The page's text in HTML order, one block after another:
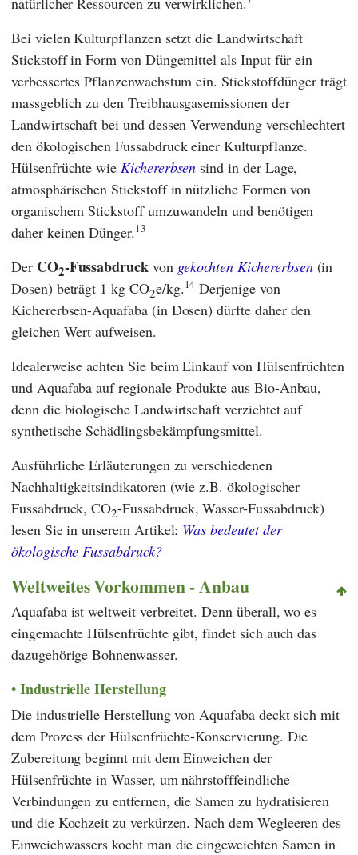
Bei vielen Kulturpflanzen setzt die Landwirtschaft
Stickstoff in Form von Düngemittel als Input für ein
verbessertes Pflanzenwachstum ein. Stickstoffdünger trägt
massgeblich zu den Treibhausgasemissionen der
Landwirtschaft bei und dessen Verwendung verschlechtert
den ökologischen Fussabdruck einer Kulturpflanze.
Hülsenfrüchte wie Kichererbsen sind in der Lage,
atmosphärischen Stickstoff in nützliche Formen von
organischem Stickstoff umzuwandeln und benötigen
daher keinen Dünger.13
Der CO2-Fussabdruck von gekochten Kichererbsen(in
Dosen) beträgt 1 kg CO2e/kg.14 Derjenige von
Kichererbsen-Aquafaba (in Dosen) dürfte daher den
gleichen Wert aufweisen.
Idealerweise achten Sie beim Einkauf von Hülsenfrüchten
und Aquafaba auf regionale Produkte aus Bio-Anbau,
denn die biologische Landwirtschaft verzichtet auf
synthetische Schädlingsbekämpfungsmittel.
Ausführliche Erläuterungen zu verschiedenen
Nachhaltigkeitsindikatoren (wie z.B. ökologischer
Fussabdruck, CO2-Fussabdruck, Wasser-Fussabdruck)
lesen Sie in unserem Artikel: Was bedeutet der
ökologische Fussabdruck?
Weltweites Vorkommen - Anbau
Aquafaba ist weltweit verbreitet. Denn überall, wo es
eingemachte Hülsenfrüchte gibt, findet sich auch das
dazugehörige Bohnenwasser.
Industrielle Herstellung
Die industrielle Herstellung von Aquafaba deckt sich mit
dem Prozess der Hülsenfrüchte-Konservierung. Die
Zubereitung beginnt mit dem Einweichen der
Hülsenfrüchte in Wasser, um nährstofffeindliche
Verbindungen zu entfernen, die Samen zu hydratisieren
und die Kochzeit zu verkürzen. Nach dem Wegleeren des
Einweichwassers kocht man die eingeweichten Samen in